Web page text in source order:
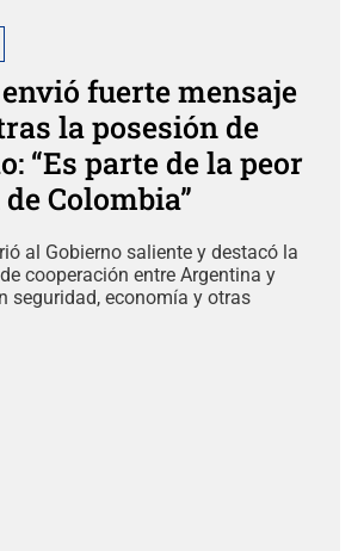
fuerte mensaje
la posesión de
“Es parte de la peor
Colombia”
al Gobierno saliente y destacó la
cooperación entre Argentina y
seguridad, economía y otras